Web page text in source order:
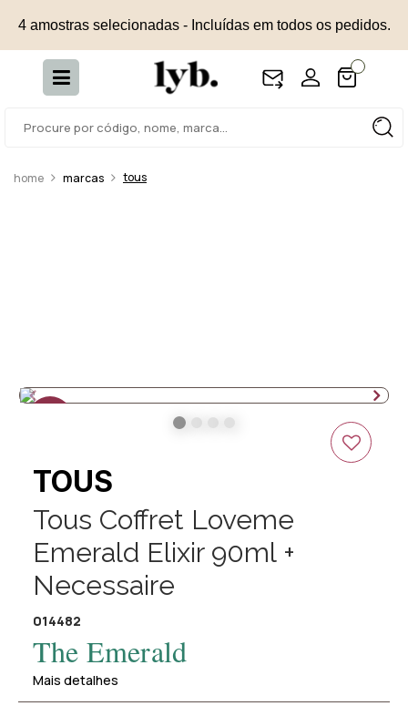
4 amostras selecionadas - Incluídas em todos os pedidos.
marcas tous
TOUS
Tous Coffret Loveme
Emerald Elixir 90ml +
Necessaire
014482
The Emerald
Mais detalhes